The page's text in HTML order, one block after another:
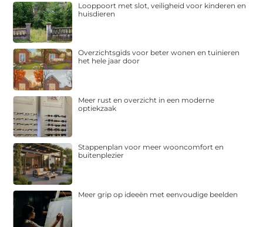
Looppoort met slot, veiligheid voor kinderen en
huisdieren
Overzichtsgids voor beter wonen en tuinieren
het hele jaar door
Meer rust en overzicht in een moderne
optiekzaak
Stappenplan voor meer wooncomfort en
buitenplezier
Meer grip op ideeën met eenvoudige beelden